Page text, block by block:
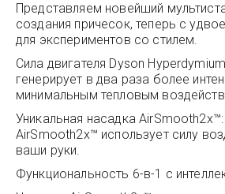
Представляем новейший
создания причесок, теперь с
для экспериментов со стилем.
Сила двигателя Dyson
генерирует в два раза более
минимальным тепловым
Уникальная насадка
AirSmooth2x™ использует силу
ваши руки.
Функциональность 6-в-1 с